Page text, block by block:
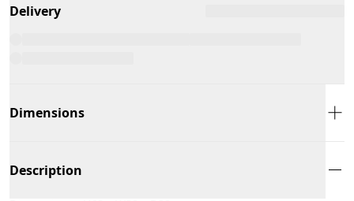
Delivery
Dimensions
Description